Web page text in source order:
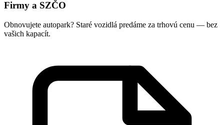
Firmy a SZČO
Obnovujete autopark? Staré vozidlá predáme za trhovú cenu — bez
vašich kapacít.